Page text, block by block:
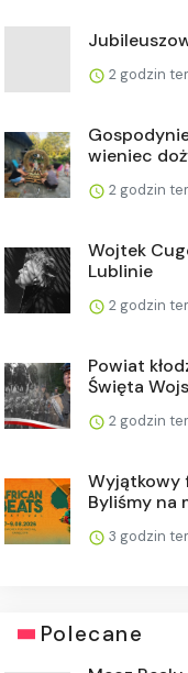
2 godzin
wieniec
2 godzin
Wojtek
Lublinie
2 godzin
Powiat
Święta
2 godzin
Wyjątkowy
Byliśmy na
3 godzin
Polecane